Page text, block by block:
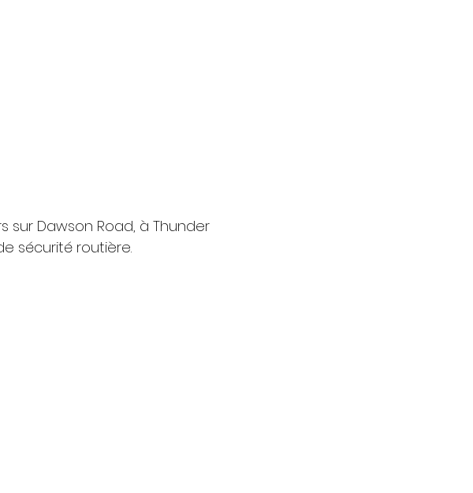
Dawson Road, à Thunder
sécurité routière.